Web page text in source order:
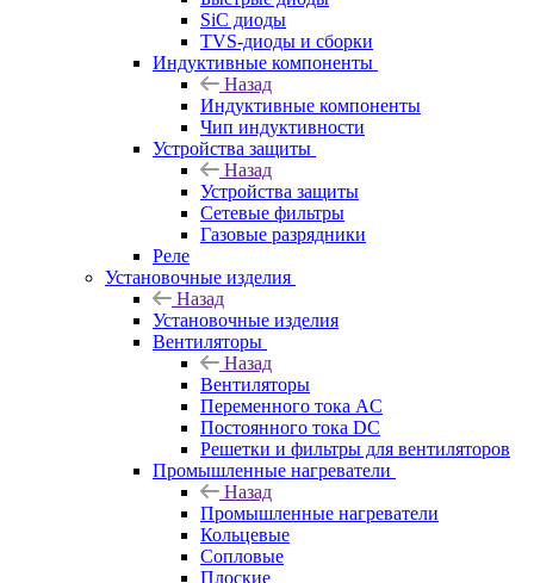
SiC диоды
TVS-диоды и сборки
Индуктивные компоненты
Назад
Индуктивные компоненты
Чип индуктивности
Устройства защиты
Назад
Устройства защиты
Сетевые фильтры
Газовые разрядники
Реле
Установочные изделия
Назад
Установочные изделия
Вентиляторы
Назад
Вентиляторы
Переменного тока AC
Постоянного тока DC
Решетки и фильтры для вентиляторов
Промышленные нагреватели
Назад
Промышленные нагреватели
Кольцевые
Сопловые
Плоские